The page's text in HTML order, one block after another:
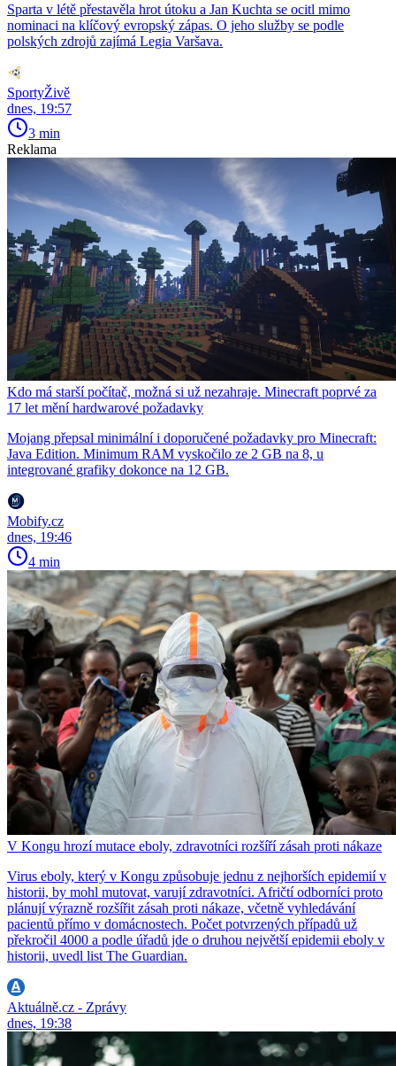
Sparta v létě přestavěla hrot útoku a Jan Kuchta se ocitl mimo
nominaci na klíčový evropský zápas. O jeho služby se podle
polských zdrojů zajímá Legia Varšava.
SportyŽivě
dnes, 19:57
3 min
Reklama
Kdo má starší počítač, možná si už nezahraje. Minecraft poprvé za
17 let mění hardwarové požadavky
Mojang přepsal minimální i doporučené požadavky pro Minecraft:
Java Edition. Minimum RAM vyskočilo ze 2 GB na 8, u
integrované grafiky dokonce na 12 GB.
Mobify.cz
dnes, 19:46
4 min
V Kongu hrozí mutace eboly, zdravotníci rozšíří zásah proti nákaze
Virus eboly, který v Kongu způsobuje jednu z nejhorších epidemií v
historii, by mohl mutovat, varují zdravotníci. Afričtí odborníci proto
plánují výrazně rozšířit zásah proti nákaze, včetně vyhledávání
pacientů přímo v domácnostech. Počet potvrzených případů už
překročil 4000 a podle úřadů jde o druhou největší epidemii eboly v
historii, uvedl list The Guardian.
Aktuálně.cz - Zprávy
dnes, 19:38